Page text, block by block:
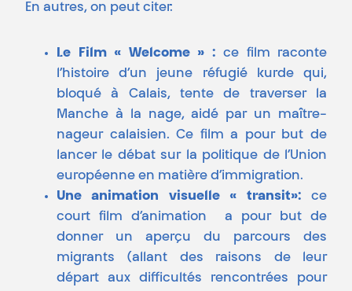
En autres, on peut citer:
Le Film « Welcome » : ce film raconte
l’histoire d’un jeune réfugié kurde qui,
bloqué à Calais, tente de traverser la
Manche à la nage, aidé par un maître-
nageur calaisien. Ce film a pour but de
lancer le débat sur la politique de l’Union
européenne en matière d’immigration.
Une animation visuelle « transit»: ce
court film d’animation a pour but de
donner un aperçu du parcours des
migrants (allant des raisons de leur
départ aux difficultés rencontrées pour